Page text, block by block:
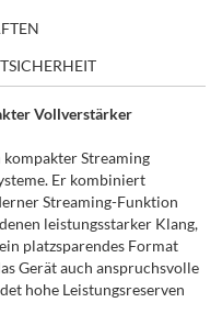
Vollverstärker
kompakter Streaming
Er kombiniert
Streaming-Funktion
leistungsstarker Klang,
platzsparendes Format
Gerät auch anspruchsvolle
hohe Leistungsreserven